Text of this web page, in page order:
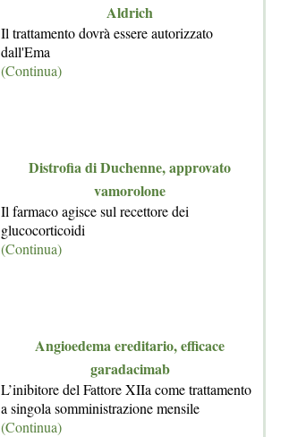
Aldrich
Il trattamento dovrà essere autorizzato
dall'Ema
(Continua)
Distrofia di Duchenne, approvato
vamorolone
Il farmaco agisce sul recettore dei
glucocorticoidi
(Continua)
Angioedema ereditario, efficace
garadacimab
L’inibitore del Fattore XIIa come trattamento
a singola somministrazione mensile
(Continua)